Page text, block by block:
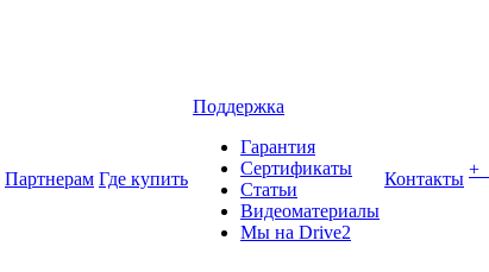
Партнерам Где купить
Поддержка
Гарантия
Сертификаты
Статьи
Видеоматериалы
Мы на Drive2
Контакты +